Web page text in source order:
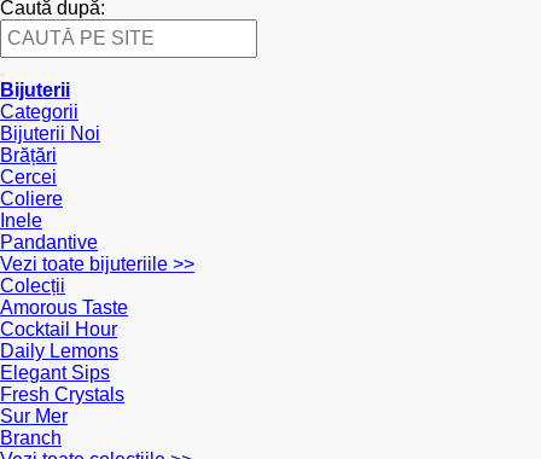
Caută după:
Bijuterii
Categorii
Bijuterii Noi
Brățări
Cercei
Coliere
Inele
Pandantive
Vezi toate bijuteriile >>
Colecții
Amorous Taste
Cocktail Hour
Daily Lemons
Elegant Sips
Fresh Crystals
Sur Mer
Branch